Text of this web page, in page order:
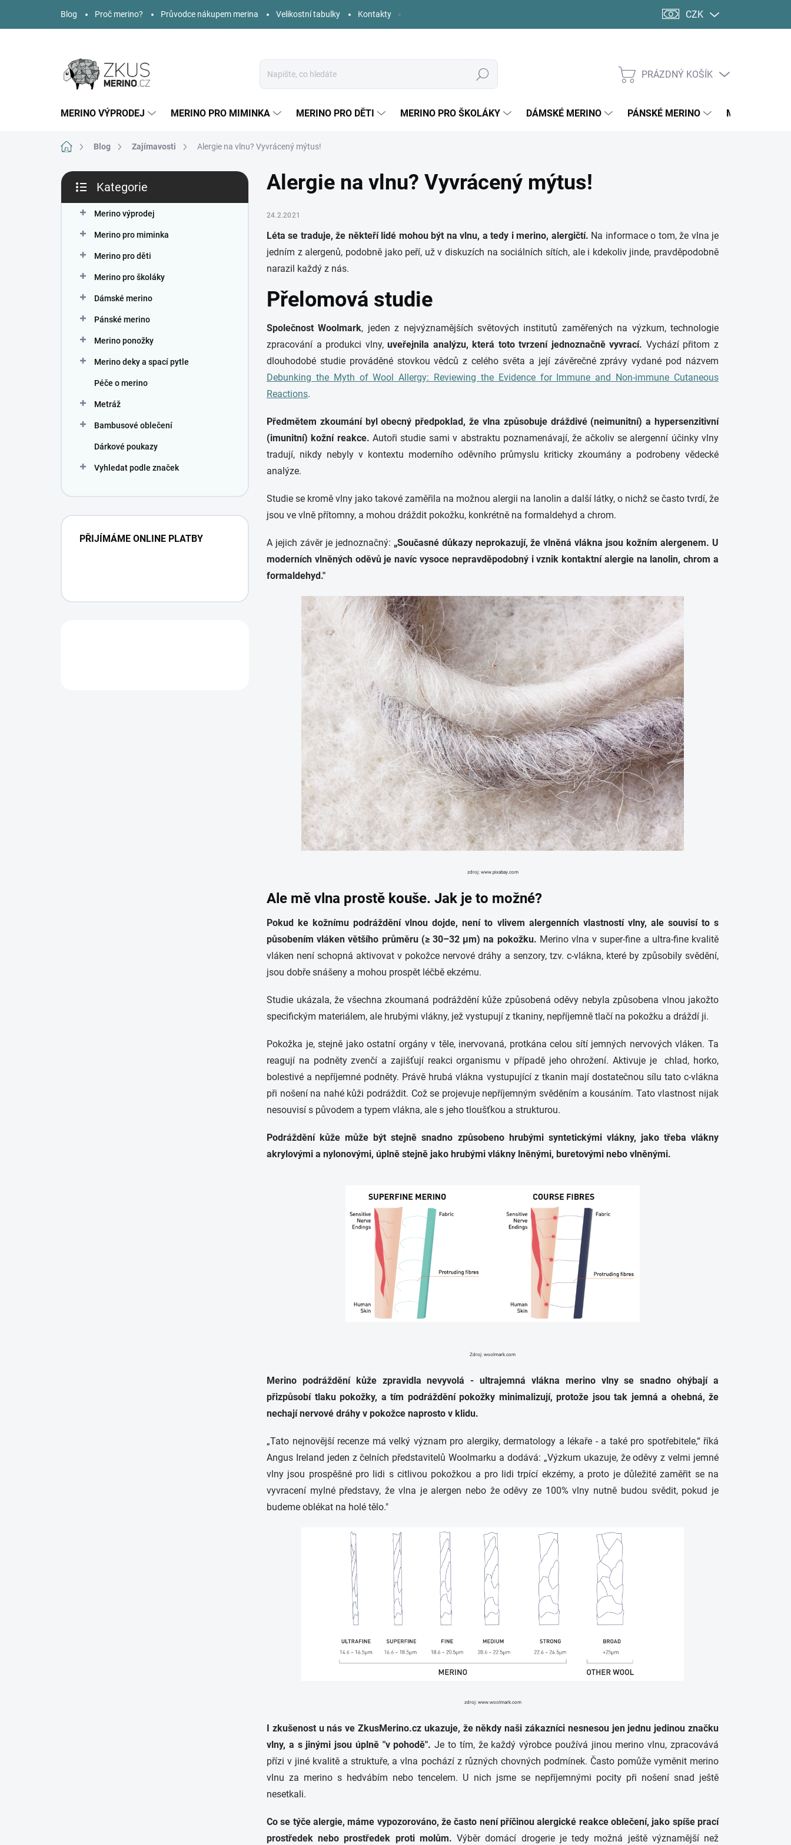
obsah
Blog Proč merino? Průvodce nákupem merina Velikostní tabulky Kontakty CZK
Hledat
NÁKUPNÍ
PRÁZDNÝ KOŠÍK
MERINO VÝPRODEJ MERINO PRO MIMINKA MERINO PRO DĚTI MERINO PRO ŠKOLÁKY DÁMSKÉ MERINO PÁNSKÉ MERINO MERINO
Domů Blog Zajímavosti Alergie na vlnu? Vyvrácený mýtus!
P
s
kategorie
Kategorie
Merino výprodej
Merino pro miminka
Merino pro děti
Merino pro školáky
Dámské merino
Pánské merino
Merino ponožky
Merino deky a spací pytle
Péče o merino
Metráž
Bambusové oblečení
Dárkové poukazy
Vyhledat podle značek
PŘIJÍMÁME ONLINE PLATBY
Alergie na vlnu? Vyvrácený mýtus!
24.2.2021
Léta se traduje, že někteří lidé mohou být na vlnu, a tedy i merino, alergičtí. Na informace o tom, že vlna je
jedním z alergenů, podobně jako peří, už v diskuzích na sociálních sítích, ale i kdekoliv jinde, pravděpodobně
narazil každý z nás.
Přelomová studie
Společnost Woolmark, jeden z nejvýznamějších světových institutů zaměřených na výzkum, technologie
zpracování a produkci vlny,uveřejnila analýzu, která toto tvrzení jednoznačně vyvrací. Vychází přitom z
dlouhodobé studie prováděné stovkou vědců z celého světa a její závěrečné zprávy vydané pod názvem
Debunking the Myth of Wool Allergy: Reviewing the Evidence for Immune and Non-immune Cutaneous
Reactions.
Předmětem zkoumání byl obecný předpoklad, že vlna způsobuje dráždivé (neimunitní) a hypersenzitivní
(imunitní) kožní reakce. Autoři studie sami v abstraktu poznamenávají, že ačkoliv se alergenní účinky vlny
tradují, nikdy nebyly v kontextu moderního oděvního průmyslu kriticky zkoumány a podrobeny vědecké
analýze.
Studie se kromě vlny jako takové zaměřila na možnou alergii na lanolin a další látky, o nichž se často tvrdí, že
jsou ve vlně přítomny, a mohou dráždit pokožku, konkrétně na formaldehyd a chrom.
A jejich závěr je jednoznačný: „Současné důkazy neprokazují, že vlněná vlákna jsou kožním alergenem. U
moderních vlněných oděvů je navíc vysoce nepravděpodobný i vznik kontaktní alergie na lanolin, chrom a
formaldehyd."
zdroj: www.pixabay.com
Ale mě vlna prostě kouše. Jak je to možné?
Pokud ke kožnímu podráždění vlnou dojde, není to vlivem alergenních vlastností vlny, ale souvisí to s
působením vláken většího průměru (≥ 30–32 µm) na pokožku. Merino vlna v super-fine a ultra-fine kvalitě
vláken není schopná aktivovat v pokožce nervové dráhy a senzory, tzv. c-vlákna, které by způsobily svědění,
jsou dobře snášeny a mohou prospět léčbě ekzému.
Studie ukázala, že všechna zkoumaná podráždění kůže způsobená oděvy nebyla způsobena vlnou jakožto
specifickým materiálem, ale hrubými vlákny, jež vystupují z tkaniny, nepříjemně tlačí na pokožku a dráždí ji.
Pokožka je, stejně jako ostatní orgány v těle, inervovaná, protkána celou sítí jemných nervových vláken. Ta
reagují na podněty zvenčí a zajišťují reakci organismu v případě jeho ohrožení. Aktivuje je chlad, horko,
bolestivé a nepříjemné podněty. Právě hrubá vlákna vystupující z tkanin mají dostatečnou sílu tato c-vlákna
při nošení na nahé kůži podráždit. Což se projevuje nepříjemným svěděním a kousáním. Tato vlastnost nijak
nesouvisí s původem a typem vlákna, ale s jeho tloušťkou a strukturou.
Podráždění kůže může být stejně snadno způsobeno hrubými syntetickými vlákny, jako třeba vlákny
akrylovými a nylonovými, úplně stejně jako hrubými vlákny lněnými, buretovými nebo vlněnými.
Zdroj: woolmark.com
Merino podráždění kůže zpravidla nevyvolá - ultrajemná vlákna merino vlny se snadno ohýbají a
přizpůsobí tlaku pokožky, a tím podráždění pokožky minimalizují, protože jsou tak jemná a ohebná, že
nechají nervové dráhy v pokožce naprosto v klidu.
„Tato nejnovější recenze má velký význam pro alergiky, dermatology a lékaře - a také pro spotřebitele,“ říká
Angus Ireland jeden z čelních představitelů Woolmarku a dodává: „Výzkum ukazuje, že oděvy z velmi jemné
vlny jsou prospěšné pro lidi s citlivou pokožkou a pro lidi trpící ekzémy, a proto je důležité zaměřit se na
vyvracení mylné představy, že vlna je alergen nebo že oděvy ze 100% vlny nutně budou svědit, pokud je
budeme oblékat na holé tělo."
zdroj: www.woolmark.com
I zkušenost u nás ve ZkusMerino.cz ukazuje, že někdy naši zákazníci nesnesou jen jednu jedinou značku
vlny, a s jinými jsou úplně "v pohodě". Je to tím, že každý výrobce používá jinou merino vlnu, zpracovává
přízi v jiné kvalitě a struktuře, a vlna pochází z různých chovných podmínek. Často pomůže vyměnit merino
vlnu za merino s hedvábím nebo tencelem. U nich jsme se nepříjemnými pocity při nošení snad ještě
nesetkali.
Co se týče alergie, máme vypozorováno, že často není příčinou alergické reakce oblečení, jako spíše prací
prostředek nebo prostředek proti molům. Výběr domácí drogerie je tedy možná ještě významější než